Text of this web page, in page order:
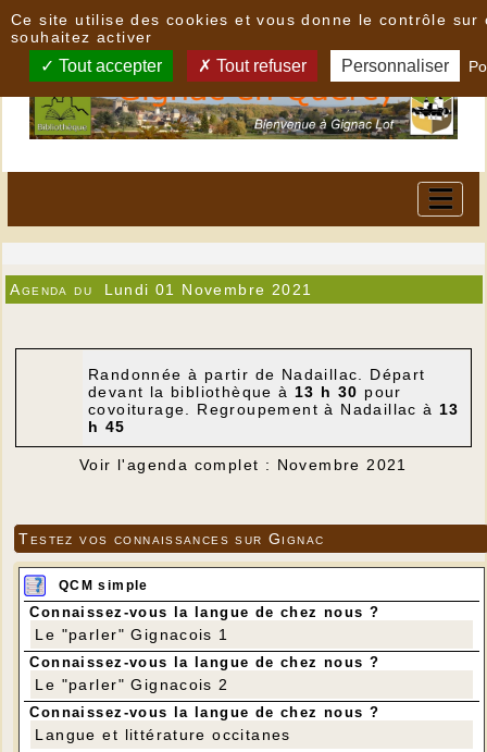
Agenda du Lundi 01 Novembre 2021
Randonnée à partir de Nadaillac. Départ
devant la bibliothèque à 13 h 30 pour
covoiturage. Regroupement à Nadaillac à 13
h 45
Voir l'agenda complet : Novembre 2021
Testez vos connaissances sur Gignac
QCM simple
Connaissez-vous la langue de chez nous ?
Le "parler" Gignacois 1
Connaissez-vous la langue de chez nous ?
Le "parler" Gignacois 2
Connaissez-vous la langue de chez nous ?
Langue et littérature occitanes
Ce site utilise des cookies et vous donne le contrôle sur
souhaitez activer
Tout accepter Tout refuser Personnaliser